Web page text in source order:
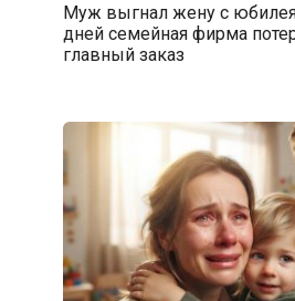
Муж выгнал жену с
дней семейная фирма
главный заказ